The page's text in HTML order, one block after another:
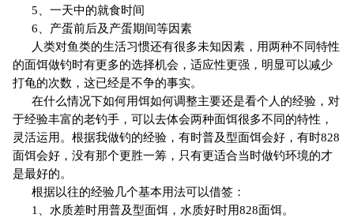
5、一天中的就食时间
6、产蛋前后及产蛋期间等因素
人类对鱼类的生活习惯还有很多未知因素，用两种不同特性
的面饵做钓时有更多的选择机会，适应性更强，明显可以减少
打龟的次数，这已经是不争的事实。
在什么情况下如何用饵如何调整主要还是看个人的经验，对
于经验丰富的老钓手，可以去体会两种面饵很多不同的特性，
灵活运用。根据我做钓的经验，有时普及型面饵会好，有时828
面饵会好，没有那个更胜一筹，只有更适合当时做钓环境的才
是最好的。
根据以往的经验几个基本用法可以借签：
1、水质差时用普及型面饵，水质好时用828面饵。